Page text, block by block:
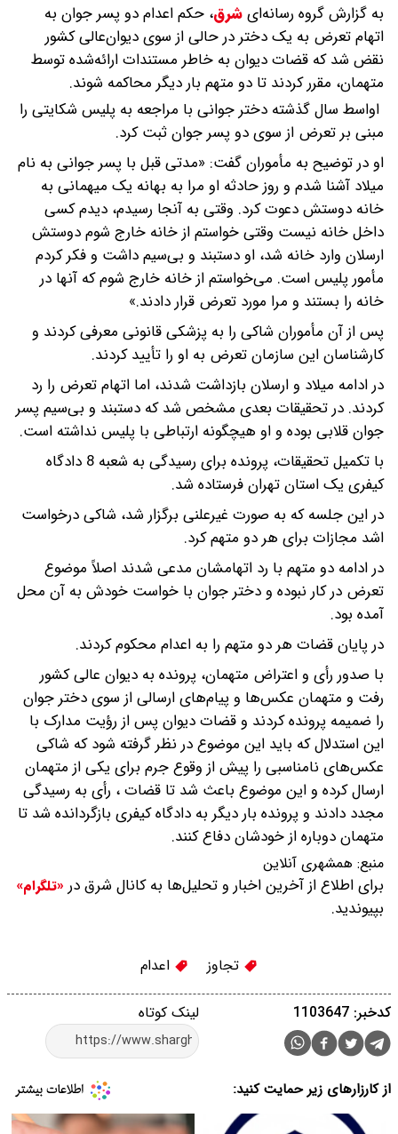
به گزارش گروه رسانه‌ایشرق، حکم اعدام دو پسر جوان به
اتهام تعرض به یک دختر در حالی از سوی دیوان‌عالی کشور
نقض شد که قضات دیوان به خاطر مستندات ارائه‌شده توسط
متهمان، مقرر کردند تا دو متهم بار دیگر محاکمه شوند.
اواسط سال گذشته دختر جوانی با مراجعه به پلیس شکایتی را
مبنی بر تعرض از سوی دو پسر جوان ثبت کرد.
او در توضیح به مأموران گفت: «مدتی قبل با پسر جوانی به نام
میلاد آشنا شدم و روز حادثه او مرا به بهانه یک میهمانی به
خانه دوستش دعوت کرد. وقتی به آنجا رسیدم، دیدم کسی
داخل خانه نیست وقتی خواستم از خانه خارج شوم دوستش
ارسلان وارد خانه شد، او دستبند و بی‌سیم داشت و فکر کردم
مأمور پلیس است. می‌خواستم از خانه خارج شوم که آنها در
خانه را بستند و مرا مورد تعرض قرار دادند.»
پس از آن مأموران شاکی را به پزشکی قانونی معرفی کردند و
کارشناسان این سازمان تعرض به او را تأیید کردند.
در ادامه میلاد و ارسلان بازداشت شدند، اما اتهام تعرض را رد
کردند. در تحقیقات بعدی مشخص شد که دستبند و بی‌سیم پسر
جوان قلابی بوده و او هیچگونه ارتباطی با پلیس نداشته است.
با تکمیل تحقیقات، پرونده برای رسیدگی به شعبه 8 دادگاه
کیفری یک استان تهران فرستاده شد.
در این جلسه که به صورت غیرعلنی برگزار شد، شاکی درخواست
اشد مجازات برای هر دو متهم کرد.
در ادامه دو متهم با رد اتهامشان مدعی شدند اصلاً موضوع
تعرض در کار نبوده و دختر جوان با خواست خودش به آن محل
آمده بود.
در پایان قضات هر دو متهم را به اعدام محکوم کردند.
با صدور رأی و اعتراض متهمان، پرونده به دیوان عالی کشور
رفت و متهمان عکس‌ها و پیام‌های ارسالی از سوی دختر جوان
را ضمیمه پرونده کردند و قضات دیوان پس از رؤیت مدارک با
این استدلال که باید این موضوع در نظر گرفته شود که شاکی
عکس‌های نامناسبی را پیش از وقوع جرم برای یکی از متهمان
ارسال کرده و این موضوع باعث شد تا قضات ، رأی به رسیدگی
مجدد دادند و پرونده بار دیگر به دادگاه کیفری بازگردانده شد تا
متهمان دوباره از خودشان دفاع کنند.
منبع: همشهری آنلاین
برای اطلاع از آخرین اخبار و تحلیل‌ها به کانال شرق در «تلگرام»
بپیوندید.
تجاوز اعدام
لینک کوتاه کدخبر: 1103647
از کارزارهای زیر حمایت کنید: